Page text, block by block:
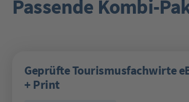
Passende Kombi-
Geprüfte Tourismusfachwirte
+ Print